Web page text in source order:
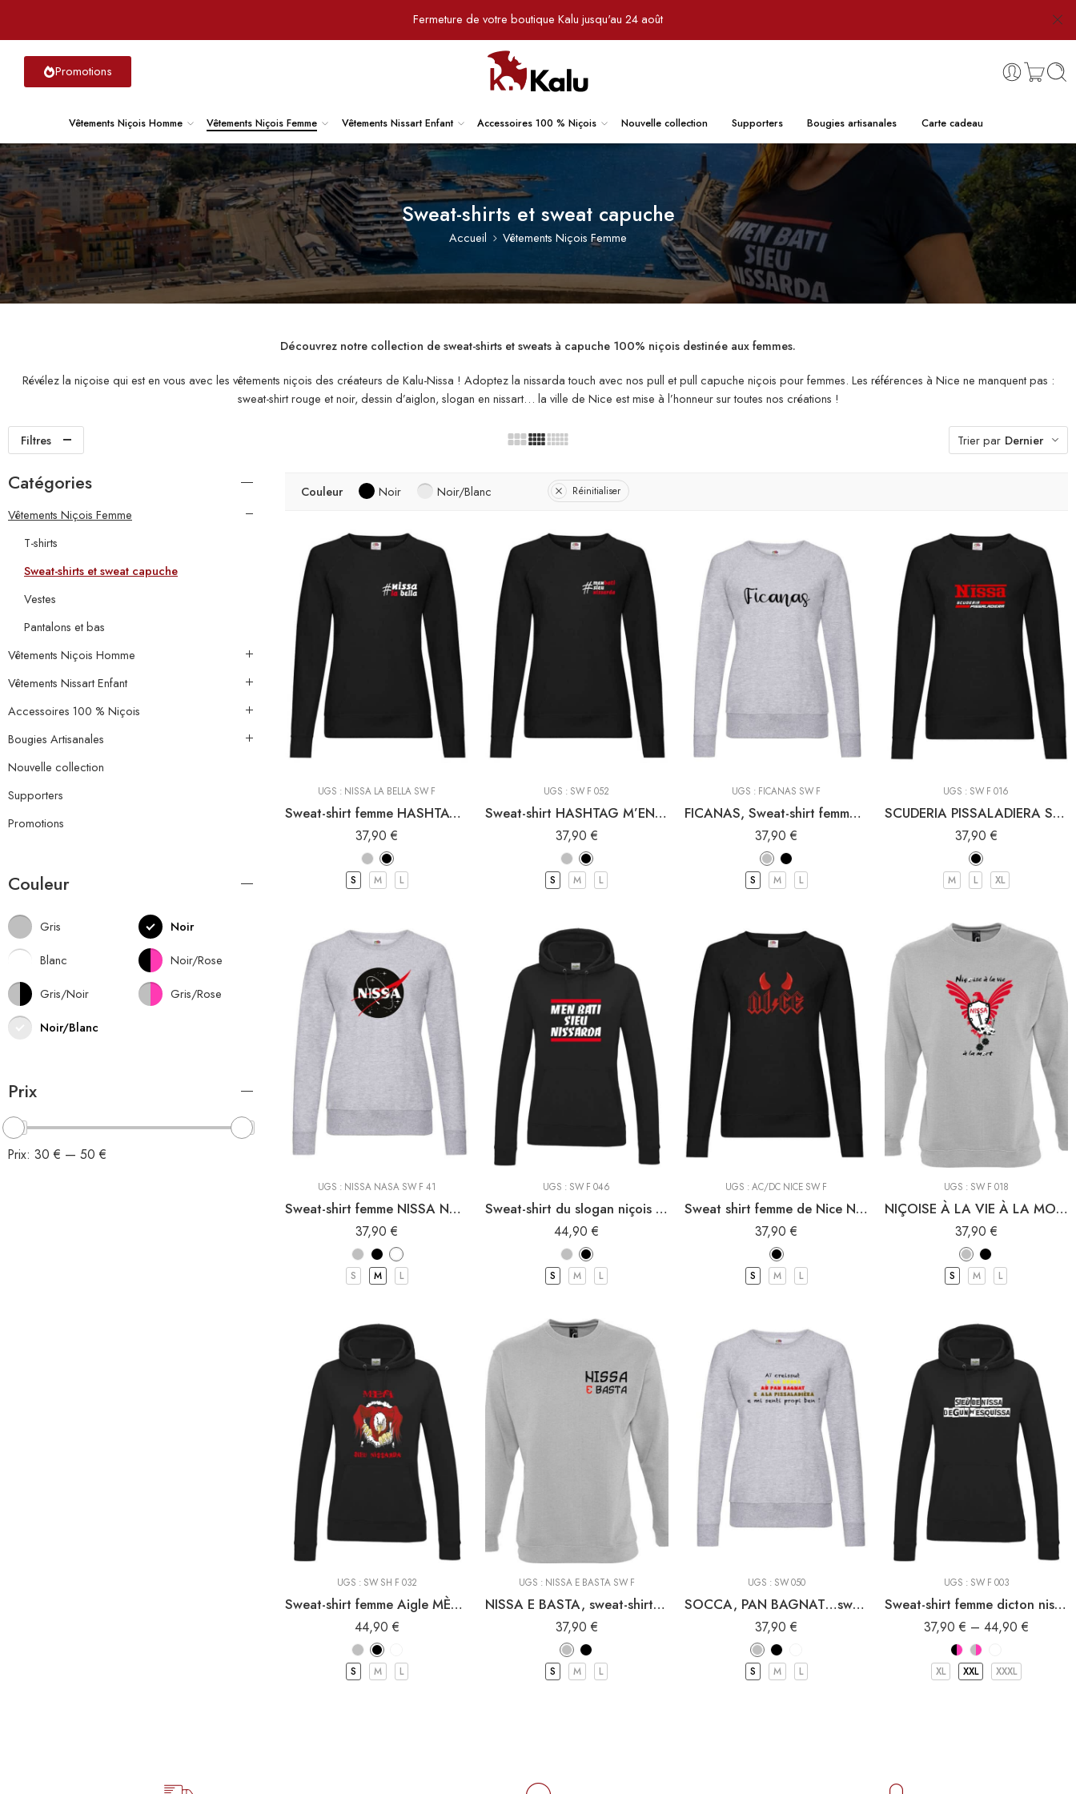
Fermeture de votre boutique Kalu jusqu'au 24 août
Promotions
Vêtements Niçois Homme Vêtements Niçois Femme Vêtements Nissart Enfant Accessoires 100 % Niçois Nouvelle collection Supporters Bougies artisanales Carte cadeau
Sweat-shirts et sweat capuche
Accueil Vêtements Niçois Femme
Découvrez notre collection de sweat-shirts et sweats à capuche 100% niçois destinée aux femmes.
Révélez la niçoise qui est en vous avec les vêtements niçois des créateurs de Kalu-Nissa ! Adoptez la nissarda touch avec nos pull et pull capuche niçois pour femmes. Les références à Nice ne manquent pas :
sweat-shirt rouge et noir, dessin d’aiglon, slogan en nissart… la ville de Nice est mise à l’honneur sur toutes nos créations !
Filtres Trier par Dernier
Couleur Noir Noir/Blanc Réinitialiser
UGS : NISSA LA BELLA SW F
Sweat-shirt femme HASHTAG NISSA LA BELLA
37,90€
S M L
Sweat-Shirt à capuche
Sweat Shirt
UGS : SW F 052
Sweat-shirt HASHTAG M’EN BATI SIEU NISSARDA
37,90 €
S M L
Sweat-Shirt à capuche
Sweat Shirt
UGS : FICANAS SW F
FICANAS, Sweat-shirt femme de Nice
37,90€
S M L
Sweat-Shirt à capuche
Sweat Shirt
UGS : SW F 016
SCUDERIA PISSALADIERA Sweat-shirt femme de Nice
37,90 €
M L XL
Sweat Shirt
UGS : NISSA NASA SW F 41
Sweat-shirt femme NISSA NASA
37,90€
S M L
Sweat-Shirt à capuche
Sweat Shirt
UGS : SW F 046
Sweat-shirt du slogan niçois M’EN BATI SIEU NISSARDA
44,90€
S M L
Sweat-Shirt à capuche
Sweat Shirt
UGS :AC/DC NICE SW F
Sweat shirt femme de Nice NI/CE
37,90€
S M L
Sweat-Shirt à capuche
Sweat Shirt
UGS : SW F 018
NIÇOISE À LA VIE À LA MORT, sweat-shirt pour Niçoise
37,90 €
S M L
Sweat-Shirt à capuche
Sweat Shirt
UGS : SW SH F 032
Sweat-shirt femme Aigle MÈFI SIEU NISSARDA
44,90 €
S M L
Sweat-Shirt à capuche
Sweat Shirt
UGS : NISSA E BASTA SW F
NISSA E BASTA, sweat-shirt supportrice de Nice
37,90 €
S M L
Sweat-Shirt à capuche
Sweat Shirt
UGS : SW 050
SOCCA, PAN BAGNAT…sweat-shirt de la gastronomie niçoise
37,90€
S M L
Sweat-Shirt à capuche
Sweat Shirt
UGS : SW F 003
Sweat-shirt femme dicton nissart SIEU DE NISSA DEGUN M’ESQUISSA
37,90 € – 44,90 €
XL XXL XXXL
Sweat-Shirt à capuche
Sweat Shirt
Catégories
Vêtements Niçois Femme
T-shirts
Sweat-shirts et sweat capuche
Vestes
Pantalons et bas
Vêtements Niçois Homme
Vêtements Nissart Enfant
Accessoires 100 % Niçois
Bougies Artisanales
Nouvelle collection
Supporters
Promotions
Couleur
Gris
Noir
Blanc
Noir/Rose
Gris/Noir
Gris/Rose
Noir/Blanc
Prix
Prix: 30 € — 50 €